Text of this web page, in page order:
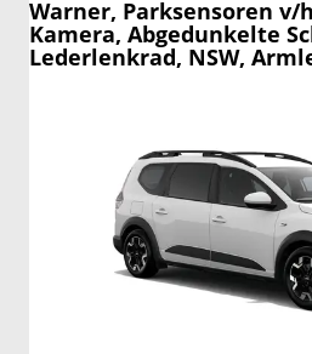
Warner, Parksensoren
Kamera, Abgedunkelte
Lederlenkrad, NSW,